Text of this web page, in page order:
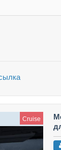
Cruise